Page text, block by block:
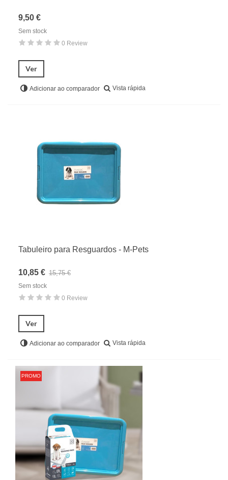
9,50 €
Sem stock
0 Review
Ver
Adicionar ao comparador Vista rápida
Tabuleiro para Resguardos - M-Pets
10,85 € 15,75 €
Sem stock
0 Review
Ver
Adicionar ao comparador Vista rápida
PROMO